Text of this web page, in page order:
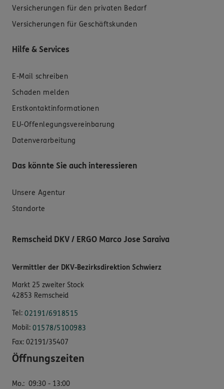
Versicherungen für den privaten Bedarf
Versicherungen für Geschäftskunden
Hilfe & Services
E-Mail schreiben
Schaden melden
Erstkontaktinformationen
EU-Offenlegungsvereinbarung
Datenverarbeitung
Das könnte Sie auch interessieren
Unsere Agentur
Standorte
Remscheid DKV / ERGO Marco Jose Saraiva
Vermittler der DKV-Bezirksdirektion Schwierz
Markt 25 zweiter Stock
42853 Remscheid
Tel: 02191/6918515
Mobil: 01578/5100983
Fax: 02191/35407
Öffnungszeiten
Mo.: 09:30 - 13:00